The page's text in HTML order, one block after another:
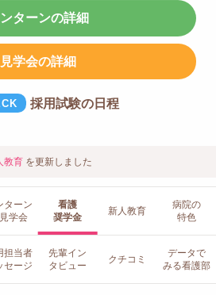
ターンの詳細
見学会の詳細
採用試験の日程
教育 を更新しました
ターン
見学会
看護
奨学金
新人教育
病院の
特色
担当者
セージ
先輩イン
タビュー
クチコミ
データで
みる看護部